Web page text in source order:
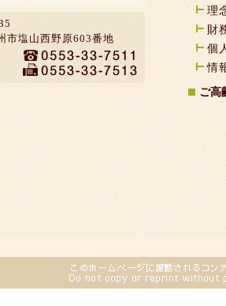
市塩山西野原603番地
理
財
個
情
ご高